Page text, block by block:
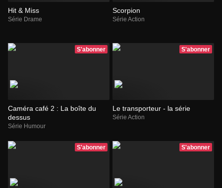
Hit & Miss
Série Drame
Scorpion
Série Action
S'abonner
Caméra café 2 : La boîte du
dessus
Série Humour
S'abonner
Le transporteur - la série
Série Action
S'abonner S'abonner